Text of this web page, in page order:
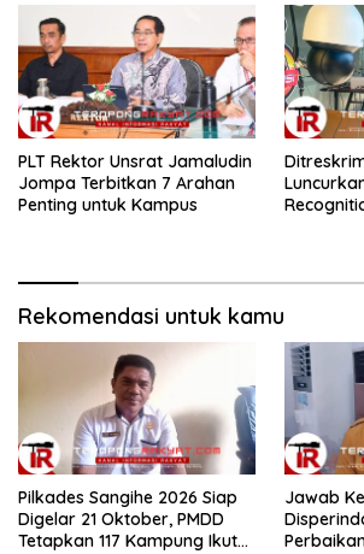
​PLT Rektor Unsrat Jamaludin
Jompa Terbitkan 7 Arahan
Penting untuk Kampus
Rekomendasi untuk kamu
Pilkades Sangihe 2026 Siap
Digelar 21 Oktober, PMDD
Tetapkan 117 Kampung Ikut
Jawab